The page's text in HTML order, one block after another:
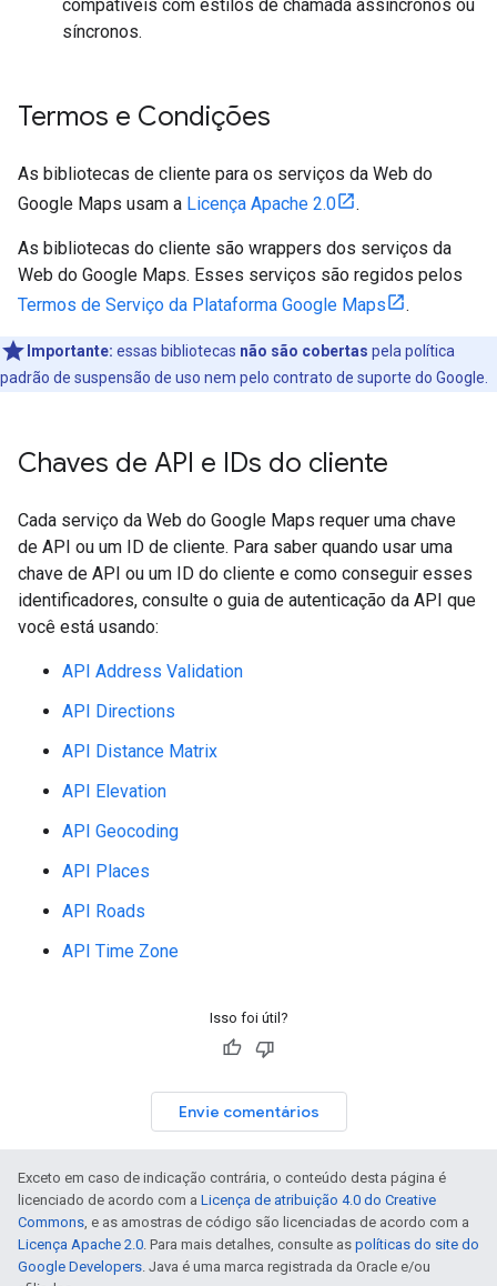
compatíveis com estilos de chamada assíncronos ou
síncronos.
Termos e Condições
As bibliotecas de cliente para os serviços da Web do
Google Maps usam a Licença Apache 2.0 .
As bibliotecas do cliente são wrappers dos serviços da
Web do Google Maps. Esses serviços são regidos pelos
Termos de Serviço da Plataforma Google Maps
.
Importante: essas bibliotecas não são cobertas pela política
padrão de suspensão de uso nem pelo contrato de suporte do Google.
Chaves de API e IDs do cliente
Cada serviço da Web do Google Maps requer uma chave
de API ou um ID de cliente. Para saber quando usar uma
chave de API ou um ID do cliente e como conseguir esses
identificadores, consulte o guia de autenticação da API que
você está usando:
API Address Validation
API Directions
API Distance Matrix
API Elevation
API Geocoding
API Places
API Roads
API Time Zone
Isso foi útil?
Envie comentários
Exceto em caso de indicação contrária, o conteúdo desta página é
licenciado de acordo com a Licença de atribuição 4.0 do Creative
Commons, e as amostras de código são licenciadas de acordo com a
Licença Apache 2.0. Para mais detalhes, consulte as políticas do site do
Google Developers. Java é uma marca registrada da Oracle e/ou